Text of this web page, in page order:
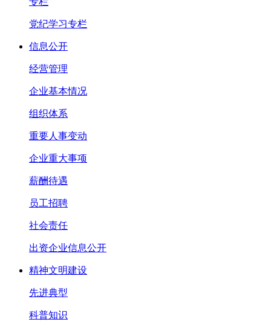
党纪学习专栏
信息公开
经营管理
企业基本情况
组织体系
重要人事变动
企业重大事项
薪酬待遇
员工招聘
社会责任
出资企业信息公开
精神文明建设
先进典型
科普知识